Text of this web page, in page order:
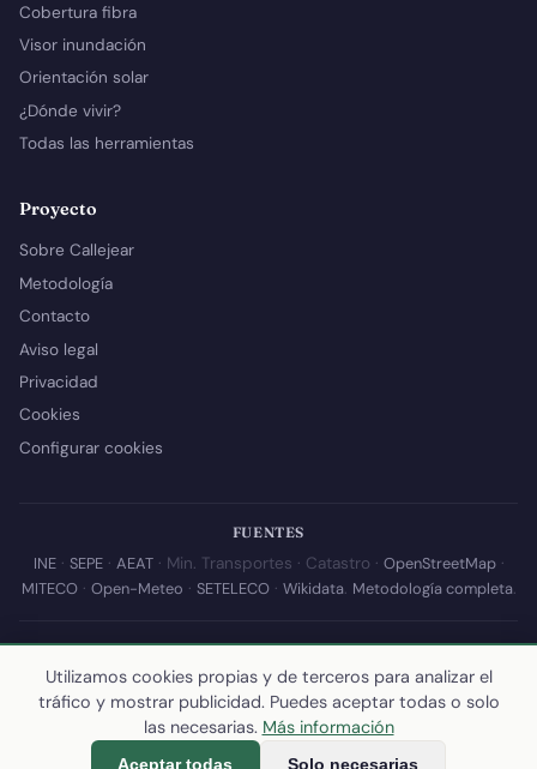
Cobertura fibra
Visor inundación
Orientación solar
¿Dónde vivir?
Todas las herramientas
Proyecto
Sobre Callejear
Metodología
Contacto
Aviso legal
Privacidad
Cookies
Configurar cookies
FUENTES
INE· SEPE· AEAT· Min. Transportes · Catastro · OpenStreetMap·
MITECO· Open-Meteo · SETELECO· Wikidata. Metodología completa.
© 2026 Callejear.com — Directorio municipal de España con datos
abiertos. Desarrollado y mantenido porYoel Castaño.
Última actualización de esta página:10 de julio de 2026
calculamos los datos
Utilizamos cookies propias y de terceros para analizar el
tráfico y mostrar publicidad. Puedes aceptar todas o solo
las necesarias. Más información
Aceptar todas Solo necesarias